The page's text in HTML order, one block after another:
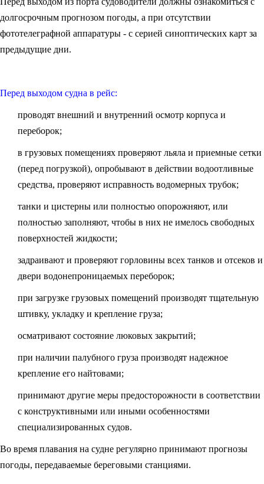
долгосрочным прогнозом погоды, а при отсутствии
фототелеграфной аппаратуры - с серией синоптических карт за
предыдущие дни.
Перед выходом судна в рейс:
проводят внешний и внутренний осмотр корпуса и
переборок;
в грузовых помещениях проверяют льяла и приемные сетки
(перед погрузкой), опробывают в действии водоотливные
средства, проверяют исправность водомерных трубок;
танки и цистерны или полностью опорожняют, или
полностью заполняют, чтобы в них не имелось свободных
поверхностей жидкости;
задраивают и проверяют горловины всех танков и отсеков и
двери водонепроницаемых переборок;
при загрузке грузовых помещений производят тщательную
штивку, укладку и крепление груза;
осматривают состояние люковых закрытий;
при наличии палубного груза производят надежное
крепление его найтовами;
принимают другие меры предосторожности в соответствии
с конструктивными или иными особенностями
специализированных судов.
Во время плавания на судне регулярно принимают прогнозы
погоды, передаваемые береговыми станциями.